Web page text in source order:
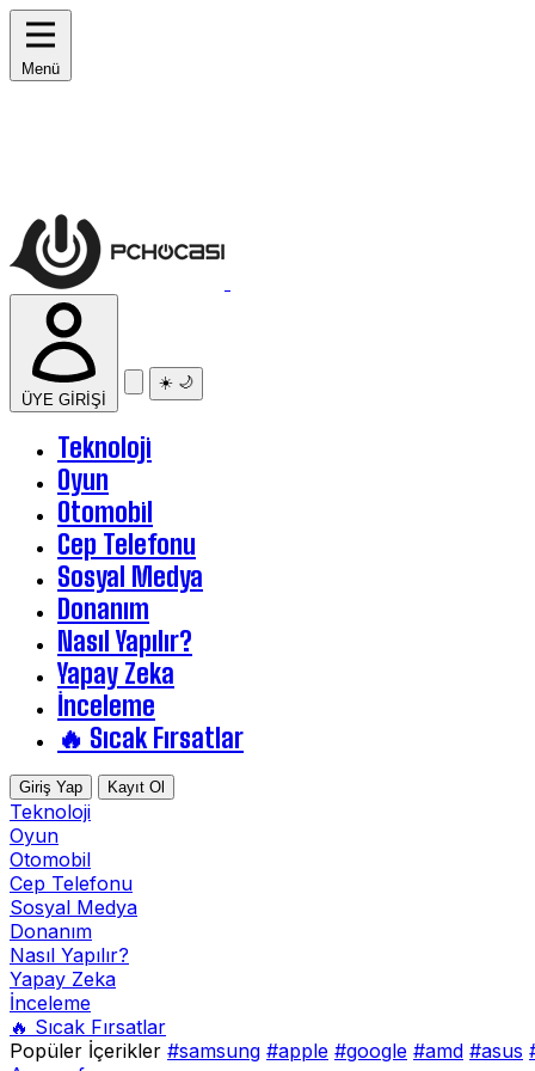
Menü
ÜYE GİRİŞİ
☀️ 🌙
Teknoloji
Oyun
Otomobil
Cep Telefonu
Sosyal Medya
Donanım
Nasıl Yapılır?
Yapay Zeka
İnceleme
🔥 Sıcak Fırsatlar
Giriş Yap Kayıt Ol
Teknoloji
Oyun
Otomobil
Cep Telefonu
Sosyal Medya
Donanım
Nasıl Yapılır?
Yapay Zeka
İnceleme
🔥 Sıcak Fırsatlar
Popüler İçerikler #samsung #apple #google #amd #asus